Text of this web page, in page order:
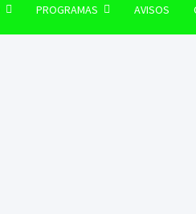
PROGRAMAS AVISOS